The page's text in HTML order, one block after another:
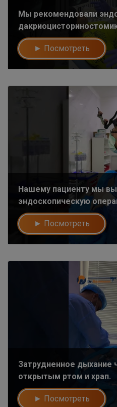
Мы рекомендовали
► Посмотреть
Нашему пациенту мы
эндоскопическую
► Посмотреть
Затрудненное дыхание
открытым ртом и храп.
► Посмотреть